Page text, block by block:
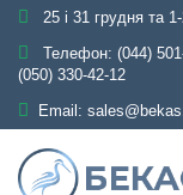
25 і 31 грудня та
Телефон: (044)
(050) 330-42-12
Email: